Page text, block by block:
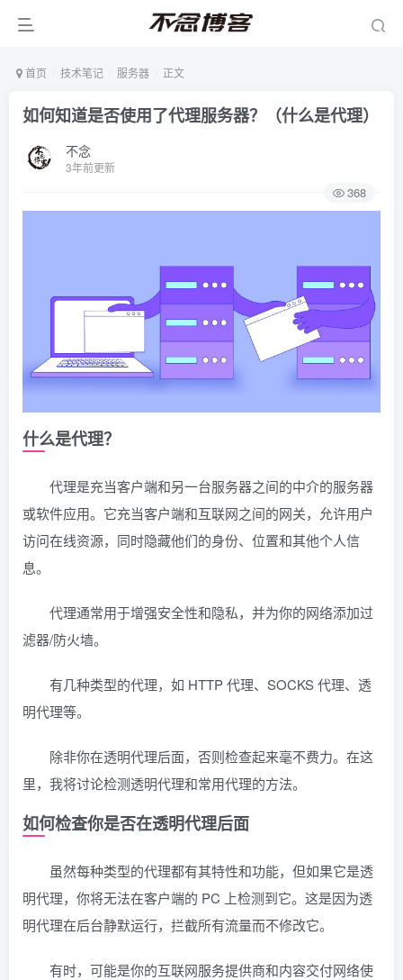
首页 技术笔记 服务器 正文
如何知道是否使用了代理服务器？（什么是代理）
不念
3年前更新
368
什么是代理？
代理是充当客户端和另一台服务器之间的中介的服务器
或软件应用。它充当客户端和互联网之间的网关，允许用户
访问在线资源，同时隐藏他们的身份、位置和其他个人信
息。
代理通常用于增强安全性和隐私，并为你的网络添加过
滤器/防火墙。
有几种类型的代理，如 HTTP 代理、SOCKS 代理、透
明代理等。
除非你在透明代理后面，否则检查起来毫不费力。在这
里，我将讨论检测透明代理和常用代理的方法。
如何检查你是否在透明代理后面
虽然每种类型的代理都有其特性和功能，但如果它是透
明代理，你将无法在客户端的 PC 上检测到它。这是因为透
明代理在后台静默运行，拦截所有流量而不修改它。
有时，可能是你的互联网服务提供商和内容交付网络使